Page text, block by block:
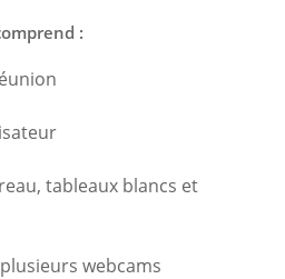
:
tableaux blancs et
webcams